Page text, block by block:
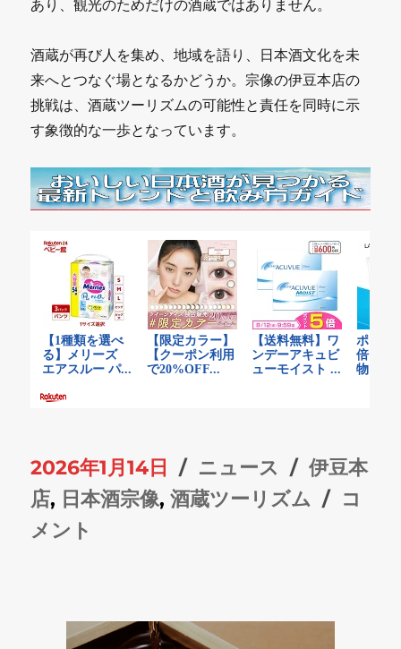
あり、観光のためだけの酒蔵ではありません。
酒蔵が再び人を集め、地域を語り、日本酒文化を未
来へとつなぐ場となるかどうか。宗像の伊豆本店の
挑戦は、酒蔵ツーリズムの可能性と責任を同時に示
す象徴的な一歩となっています。
投
稿
日:
2026年1月14日
カ
テ
ニュース
タ
グ
伊豆本
店, 日本酒宗像,酒蔵ツーリズム
酒
コ
メント